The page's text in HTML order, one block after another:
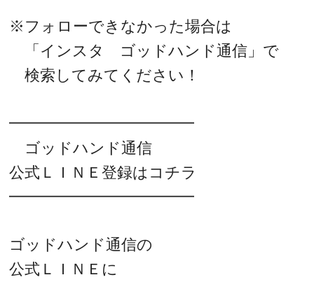
※フォローできなかった場合は
「インスタ ゴッドハンド通信」で
検索してみてください！
━━━━━━━━━━━━
ゴッドハンド通信
公式ＬＩＮＥ登録はコチラ
━━━━━━━━━━━━
ゴッドハンド通信の
公式ＬＩＮＥに